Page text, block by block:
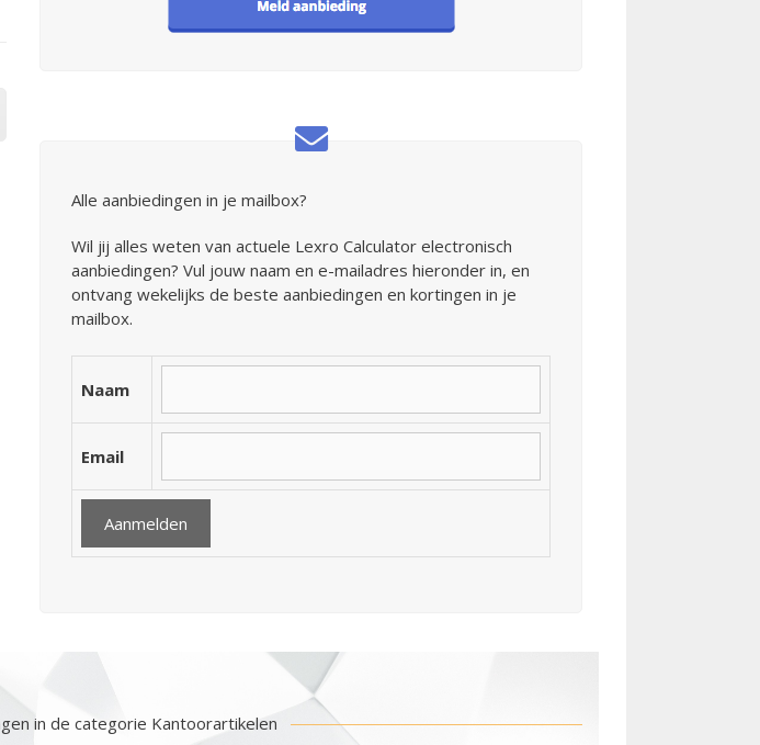
Alle aanbiedingen in je mailbox?
Wil jij alles weten van actuele Lexro Calculator electronisch
aanbiedingen? Vul jouw naam en e-mailadres hieronder in, en
ontvang wekelijks de beste aanbiedingen en kortingen in je
mailbox.
Naam
Email
in de categorie Kantoorartikelen